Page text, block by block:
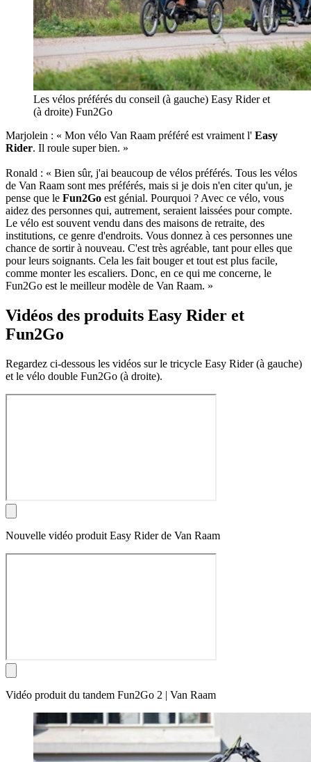
Les vélos préférés du conseil (à gauche) Easy Rider et
(à droite) Fun2Go
Marjolein : « Mon vélo Van Raam préféré est vraiment l' Easy
Rider. Il roule super bien. »
Ronald : « Bien sûr, j'ai beaucoup de vélos préférés. Tous les vélos
de Van Raam sont mes préférés, mais si je dois n'en citer qu'un, je
pense que le Fun2Go est génial. Pourquoi ? Avec ce vélo, vous
aidez des personnes qui, autrement, seraient laissées pour compte.
Le vélo est souvent vendu dans des maisons de retraite, des
institutions, ce genre d'endroits. Vous donnez à ces personnes une
chance de sortir à nouveau. C'est très agréable, tant pour elles que
pour leurs soignants. Cela les fait bouger et tout est plus facile,
comme monter les escaliers. Donc, en ce qui me concerne, le
Fun2Go est le meilleur modèle de Van Raam. »
Vidéos des produits Easy Rider et
Fun2Go
Regardez ci-dessous les vidéos sur le tricycle Easy Rider (à gauche)
et le vélo double Fun2Go (à droite).
Nouvelle vidéo produit Easy Rider de Van Raam
Vidéo produit du tandem Fun2Go 2 | Van Raam